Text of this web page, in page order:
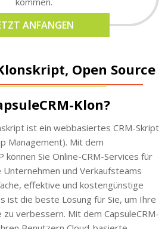
ANFANGEN
Open Source
Klon?
ist ein webbasiertes CRM-Skript
Management). Mit dem
können Sie Online-CRM-Services für
Unternehmen und Verkaufsteams
effektive und kostengünstige
ist die beste Lösung für Sie, um Ihre
verbessern. Mit dem CapsuleCRM-